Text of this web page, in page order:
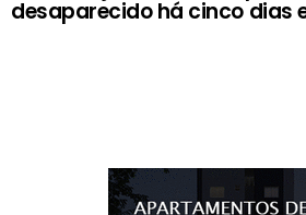
desaparecido há cinco dias